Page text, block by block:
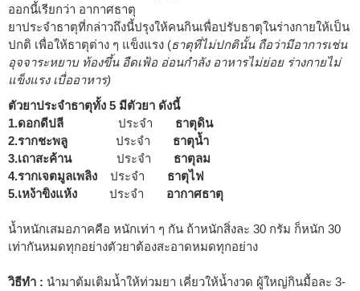
ออกนี้เรียกว่า อากาศธาตุ
ยาประจำธาตุที่กล่าวถึงนี้ปรุงให้คนกินเพื่อปรับธาตุในร่างกายให้เป็น
ปกติ เพื่อให้ธาตุต่าง ๆ แข็งแรง (ธาตุที่ไม่ปกตินั้น ถือว่ามีอาการเช่น
อุจจาระหยาบ ท้องขึ้น อืดเฟ้อ อ่อนกำลัง อาหารไม่ย่อย ร่างกายไม่
แข็งแรง เบื่ออาหาร)
ตัวยาประจำธาตุทั้ง 5 มีตัวยา ดังนี้
1.ดอกดีปลี
ประจำ
ธาตุดิน
2.รากชะพลู
ประจำ ธาตุน้ำ
3.เถาสะค้าน
ประจำ ธาตุลม
4.รากเจตมูลเพลิง
ประจำ ธาตุไฟ
5.เหง้าขิงแห้ง
ประจำ อากาศธาตุ
น้ำหนักเสมอภาคคือ หนักเท่า ๆ กัน ถ้าหนักสิ่งละ 30 กรัม ก็หนัก 30
เท่ากันหมดทุกอย่างตัวยาต้องสะอาดหมดทุกอย่าง
วิธีทำ : นำมาต้มเติมน้ำให้ท่วมยา เคี่ยวให้น้ำงวด ผู้ใหญ่กินมื้อละ 3-